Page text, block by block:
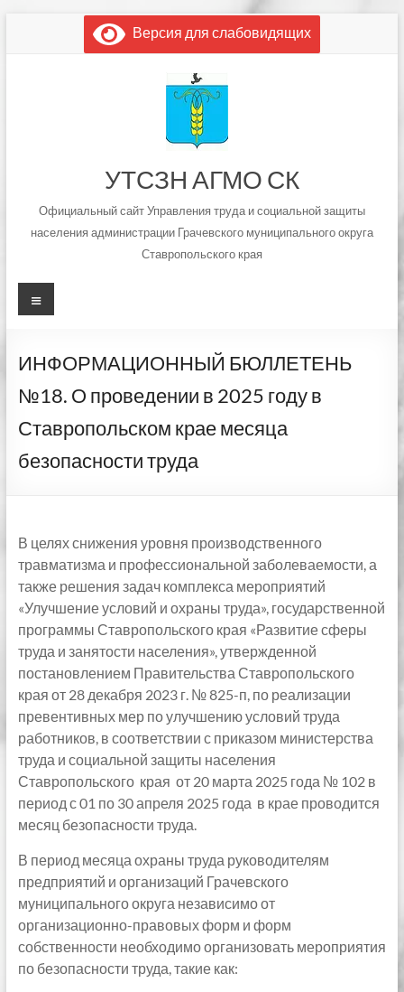
содержимому
Версия для слабовидящих
УТСЗН АГМО СК
Официальный сайт Управления труда и социальной защиты
населения администрации Грачевского муниципального округа
Ставропольского края
Меню
ИНФОРМАЦИОННЫЙ БЮЛЛЕТЕНЬ
№18. О проведении в 2025 году в
Ставропольском крае месяца
безопасности труда
В целях снижения уровня производственного
травматизма и профессиональной заболеваемости, а
также решения задач комплекса мероприятий
«Улучшение условий и охраны труда», государственной
программы Ставропольского края «Развитие сферы
труда и занятости населения», утвержденной
постановлением Правительства Ставропольского
края от 28 декабря 2023 г. № 825-п, по реализации
превентивных мер по улучшению условий труда
работников, в соответствии с приказом министерства
труда и социальной защиты населения
Ставропольского края от 20 марта 2025 года № 102 в
период с 01 по 30 апреля 2025 года в крае проводится
месяц безопасности труда.
В период месяца охраны труда руководителям
предприятий и организаций Грачевского
муниципального округа независимо от
организационно-правовых форм и форм
собственности необходимо организовать мероприятия
по безопасности труда, такие как: